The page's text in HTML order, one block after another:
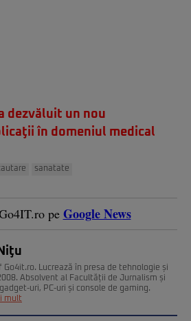
dezvăluit un nou
în domeniul medical
sanatate
pe Google News
Go4it.ro. Lucrează în presa de tehnologie și
Absolvent al Facultății de Jurnalism și
uri, PC-uri și console de gaming.
mult